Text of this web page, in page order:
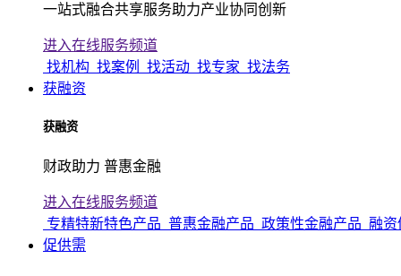
一站式融合共享服务助力产业协同创新
进入在线服务频道
找机构 找案例 找活动 找专家 找法务
获融资
获融资
财政助力 普惠金融
进入在线服务频道
专精特新特色产品 普惠金融产品 政策性金融产品 融资
促供需